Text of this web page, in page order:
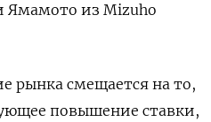
Ямамото из Mizuho
рынка смещается на то,
повышение ставки,